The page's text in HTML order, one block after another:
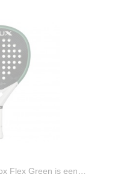
Flex Green is een…